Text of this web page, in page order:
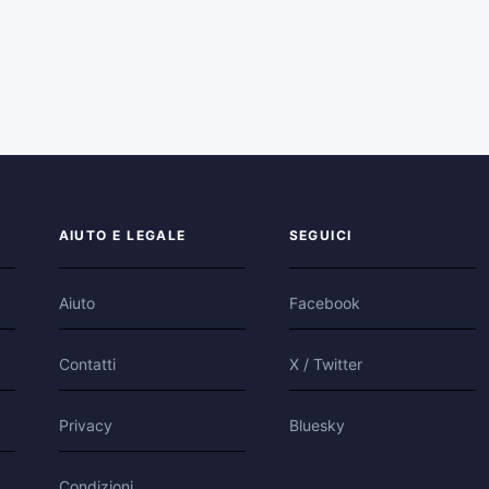
AIUTO E LEGALE
Aiuto
Contatti
Privacy
SEGUICI
Facebook
X / Twitter
Bluesky